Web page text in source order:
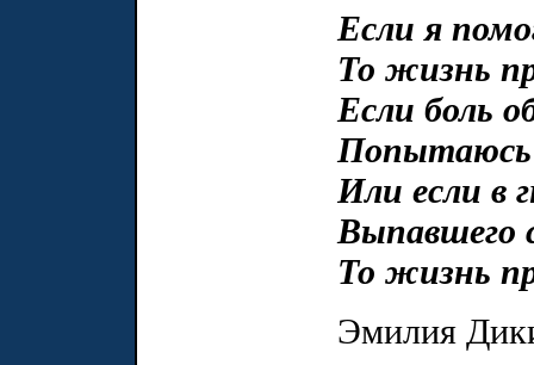
Если я
То жизнь
Если боль
Попытаюсь
Или если в
Выпавшего
То жизнь
Эмилия